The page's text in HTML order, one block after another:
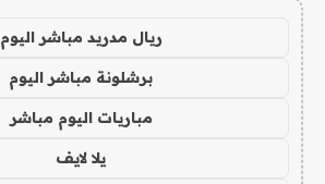
ريال مدريد مباشر اليوم
برشلونة مباشر اليوم
مباريات اليوم مباشر
يلا لايف